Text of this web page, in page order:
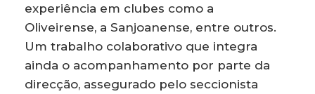
experiência em clubes como a
Oliveirense, a Sanjoanense, entre outros.
Um trabalho colaborativo que integra
ainda o acompanhamento por parte da
direcção, assegurado pelo seccionista